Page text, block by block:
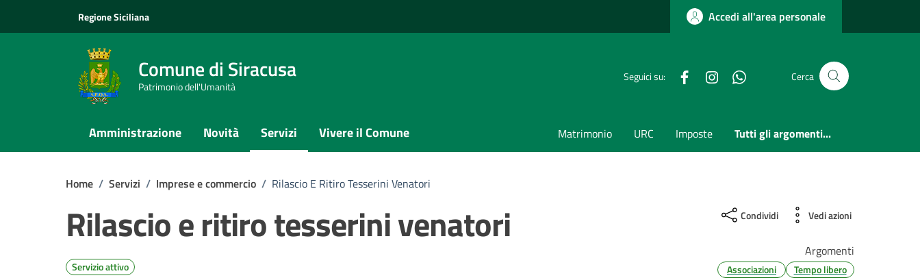
Regione Siciliana Accedi all'area personale
Comune di Siracusa
Patrimonio dell'Umanità
Seguici su: FacebookInstagramwhatsappCerca
Amministrazione Novità Servizi Vivere il Comune Matrimonio URC Imposte Tutti gli argomenti...
Home / Servizi / Imprese e commercio / Rilascio E Ritiro Tesserini Venatori
Rilascio e ritiro tesserini venatori
Servizio attivo
Condividi Vedi azioni
Argomenti
Associazioni Tempo libero